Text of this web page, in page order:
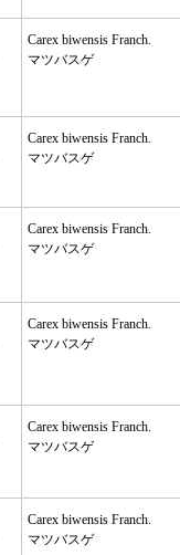
Carex biwensis Franch.
マツバスゲ
Carex biwensis Franch.
マツバスゲ
Carex biwensis Franch.
マツバスゲ
Carex biwensis Franch.
マツバスゲ
Carex biwensis Franch.
マツバスゲ
Carex biwensis Franch.
マツバスゲ